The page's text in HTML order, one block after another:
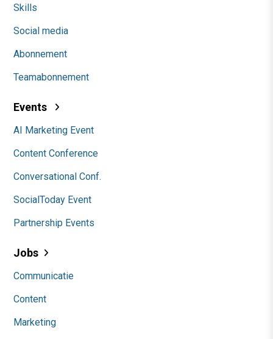
Skills
Social media
Abonnement
Teamabonnement
Events
AI Marketing Event
Content Conference
Conversational Conf.
SocialToday Event
Partnership Events
Jobs
Communicatie
Content
Marketing